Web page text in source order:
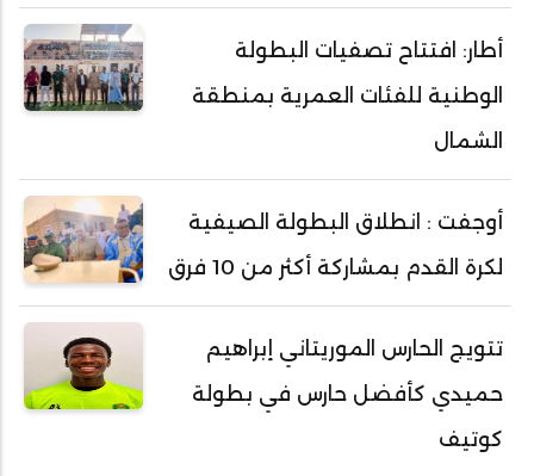
أطار: افتتاح تصفيات البطولة
الوطنية للفئات العمرية بمنطقة
الشمال
أوجفت : انطلاق البطولة الصيفية
لكرة القدم بمشاركة أكثر من 10 فرق
تتويج الحارس الموريتاني إبراهيم
حميدي كأفضل حارس في بطولة
كوتيف